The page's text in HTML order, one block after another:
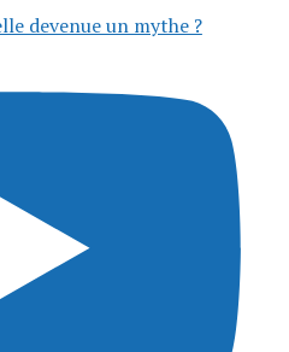
devenue un mythe ?